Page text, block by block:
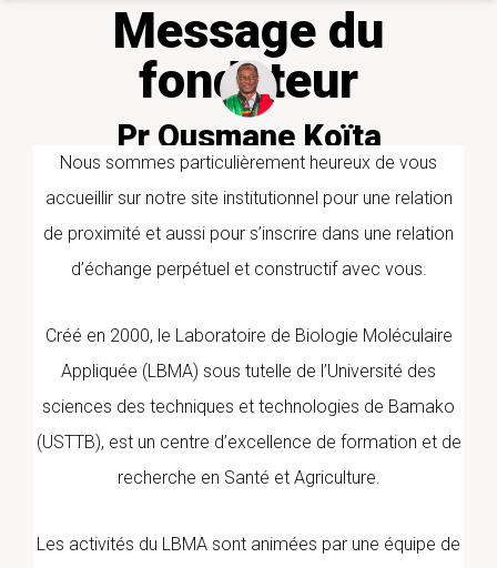
Message du
fondateur
Pr Ousmane Koïta
PharmD/PhD PARASITOLOGIE
MOLECULAIRE
Nous sommes particulièrement heureux de vous
accueillir sur notre site institutionnel pour une relation
de proximité et aussi pour s’inscrire dans une relation
d’échange perpétuel et constructif avec vous.
Créé en 2000, le Laboratoire de Biologie Moléculaire
Appliquée (LBMA) sous tutelle de l’Université des
sciences des techniques et technologies de Bamako
(USTTB), est un centre d’excellence de formation et de
recherche en Santé et Agriculture.
Les activités du LBMA sont animées par une équipe de